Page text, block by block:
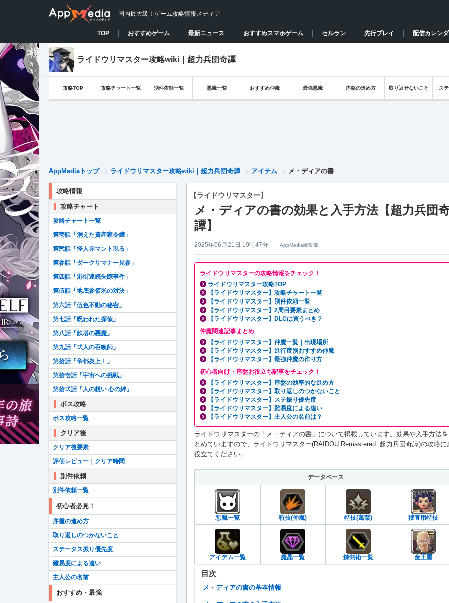
国内最大級！ゲーム攻略情報メディア
TOP おすすめゲーム 最新ニュース おすすめスマホゲーム セルラン 先行プレイ 配信カレン
ライドウリマスター攻略wiki｜超力兵団奇譚
攻略TOP 攻略チャート一覧 別件依頼一覧 悪魔一覧 おすすめ仲魔 最強悪魔 序盤の進め方 取り返せないこと ス
AppMediaトップ ライドウリマスター攻略wiki｜超力兵団奇譚 アイテム メ・ディアの書
【ライドウリマスター】
メ・ディアの書の効果と入手方法【超力兵団
譚】
2025年06月21日 19時47分 AppMedia編集部
ライドウリマスターの攻略情報をチェック！
ライドウリマスター攻略TOP
【ライドウリマスター】攻略チャート一覧
【ライドウリマスター】別件依頼一覧
【ライドウリマスター】2周目要素まとめ
【ライドウリマスター】DLCは買うべき？
仲魔関連記事まとめ
【ライドウリマスター】仲魔一覧｜出現場所
【ライドウリマスター】進行度別おすすめ仲魔
【ライドウリマスター】最強仲魔の作り方
初心者向け・序盤お役立ち記事をチェック！
【ライドウリマスター】序盤の効率的な進め方
【ライドウリマスター】取り返しのつかないこと
【ライドウリマスター】ステ振り優先度
【ライドウリマスター】難易度による違い
【ライドウリマスター】主人公の名前は？
ライドウリマスターの「メ・ディアの書」について掲載しています。効果や入手方法を
とめていますので、ライドウリマスター(RAIDOU Remastered: 超力兵団奇譚)の攻略に
役立てください。
データベース
悪魔一覧 特技(仲魔) 特技(葛葉) 捜査用特技
アイテム一覧 魔晶一覧 錬剣術一覧 金王屋
目次
メ・ディアの書の基本情報
攻略情報
攻略チャート
攻略チャート一覧
第壱話「消えた資産家令嬢」
第弐話「怪人赤マント現る」
第参話「ダークサマナー見参」
第四話「港街連続失踪事件」
第伍話「地底参佰米の対決」
第六話「伍色不動の秘密」
第七話「呪われた探偵」
第八話「鉄塔の悪魔」
第九話「弐人の召喚師」
第拾話「帝都炎上！」
第拾壱話「宇宙への挑戦」
第拾弐話「人の想い 心の絆」
ボス攻略
ボス攻略一覧
クリア後
クリア後要素
評価レビュー｜クリア時間
別件依頼
別件依頼一覧
初心者必見！
序盤の進め方
取り返しのつかないこと
ステータス振り優先度
難易度による違い
主人公の名前
おすすめ・最強